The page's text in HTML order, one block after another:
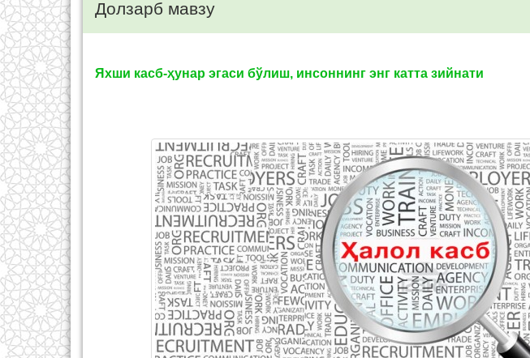
Долзарб мавзу
Яхши касб-ҳунар эгаси бўлиш, инсоннинг энг катта зийнати